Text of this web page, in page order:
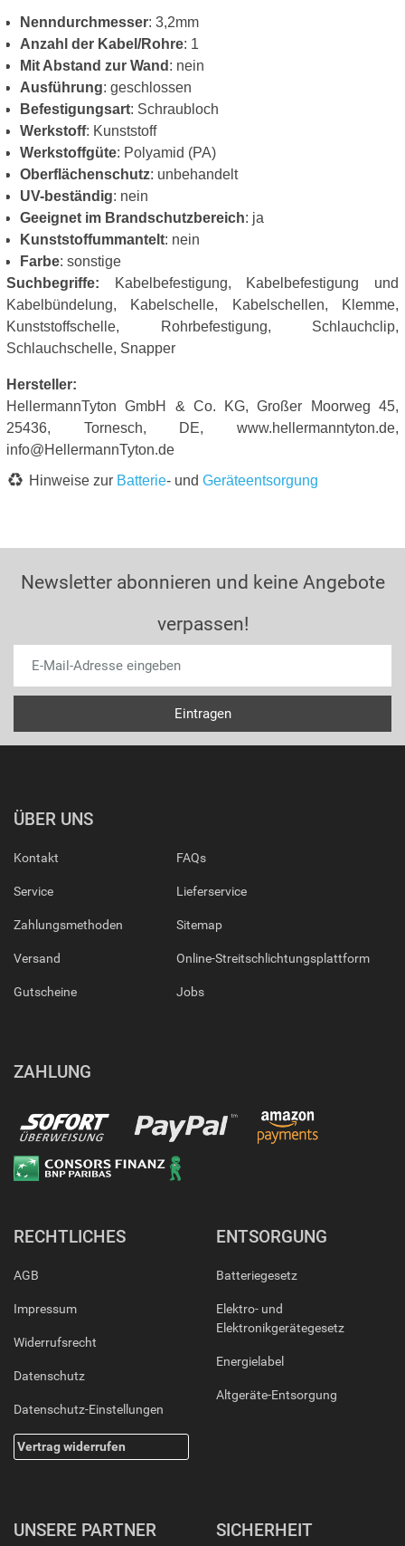
Nenndurchmesser: 3,2mm
Anzahl der Kabel/Rohre: 1
Mit Abstand zur Wand : nein
Ausführung: geschlossen
Befestigungsart: Schraubloch
Werkstoff: Kunststoff
Werkstoffgüte: Polyamid (PA)
Oberflächenschutz: unbehandelt
UV-beständig: nein
Geeignet im Brandschutzbereich: ja
Kunststoffummantelt: nein
Farbe: sonstige
Suchbegriffe: Kabelbefestigung, Kabelbefestigung und
Kabelbündelung, Kabelschelle, Kabelschellen, Klemme,
Kunststoffschelle, Rohrbefestigung, Schlauchclip,
Schlauchschelle, Snapper
Hersteller:
HellermannTyton GmbH & Co. KG, Großer Moorweg 45,
25436, Tornesch, DE, www.hellermanntyton.de,
info@HellermannTyton.de
Hinweise zur Batterie- und Geräteentsorgung
Newsletter abonnieren und keine Angebote
verpassen!
ÜBER UNS
Kontakt
Service
Zahlungsmethoden
Versand
Gutscheine
FAQs
Lieferservice
Sitemap
Online-Streitschlichtungsplattform
Jobs
ZAHLUNG
RECHTLICHES
AGB
Impressum
Widerrufsrecht
Datenschutz
Datenschutz-Einstellungen
Vertrag widerrufen
ENTSORGUNG
Batteriegesetz
Elektro- und
Elektronikgerätegesetz
Energielabel
Altgeräte-Entsorgung
UNSERE PARTNER SICHERHEIT